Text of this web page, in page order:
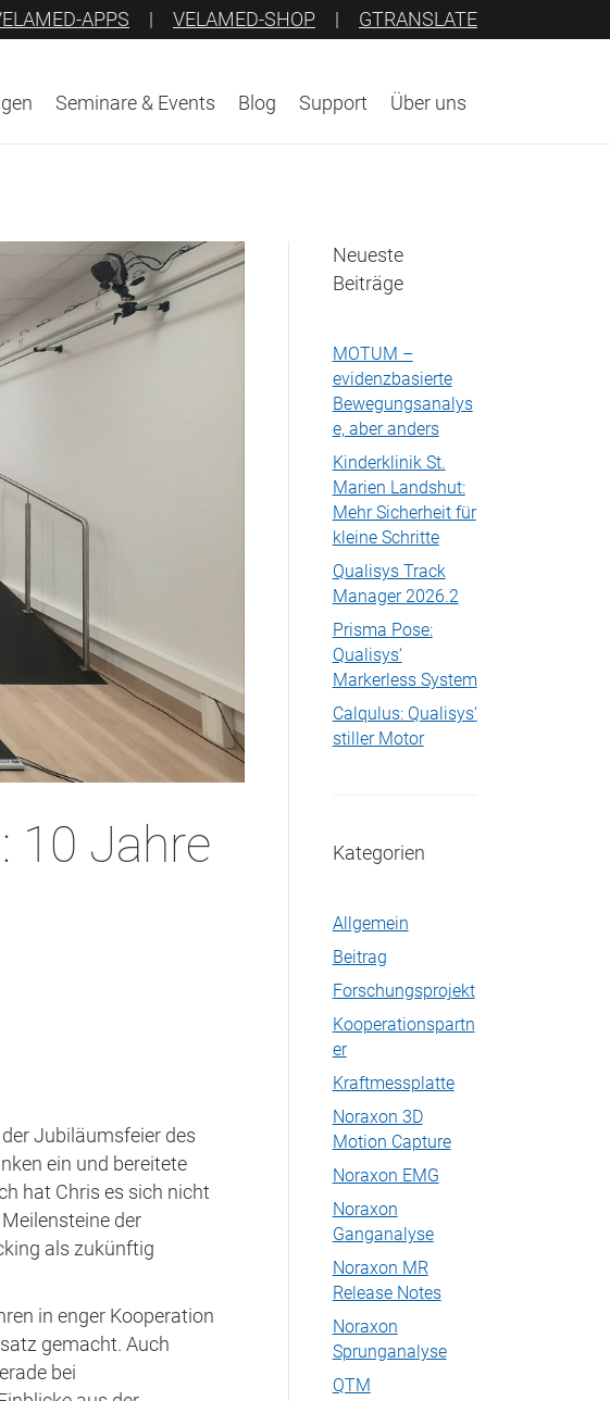
APPS | VELAMED-SHOP | GTRANSLATE
Seminare & Events Blog Support Über uns
10 Jahre
Jubiläumsfeier des
ein und bereitete
hat Chris es sich nicht
der
als zukünftig
in enger Kooperation
gemacht. Auch
bei
Neueste
Beiträge
MOTUM –
evidenzbasierte
Bewegungsanalys
e, aber anders
Kinderklinik St.
Marien Landshut:
Mehr Sicherheit für
kleine Schritte
Qualisys Track
Manager 2026.2
Prisma Pose:
Qualisys‘
Markerless System
Calqulus: Qualisys‘
stiller Motor
Kategorien
Allgemein
Beitrag
Forschungsprojekt
Kooperationspartn
er
Kraftmessplatte
Noraxon 3D
Motion Capture
Noraxon EMG
Noraxon
Ganganalyse
Noraxon MR
Release Notes
Noraxon
Sprunganalyse
QTM